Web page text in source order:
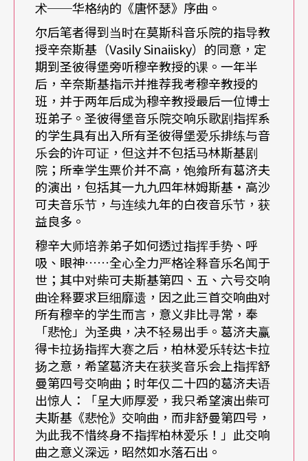
院的承诺、文化的传承与交流，还关系著俄国的命
运。诚如俄国总统普亭（Vladimir Putin）亲言，我
将随著任期的结束消失群众间，但葛济夫的名字却
将永存人心。
靠在巨人的肩膀
葛济夫的巨人形象建立在其丰盈的艺术成就上，也
在他对剧院的「保证」；他的团员完全专任，无须
兼职找第二份薪水；他尊重国家的制度，但若出现
极高天分的优异年轻男声乐家，他也会向政府申请
免其兵役。葛济夫带团赏罚分明，他所考虑的是保
证团员的生活无虞，而非汰换新手机（注2）。有这
样的音乐总监基洛夫剧院上上下下对他岂只是尊
敬、佩服？他们对葛济夫是「完全的效忠」，再累
也愿意在他领导下同为剧院的未来与荣誉并肩奋战
（注3）。全体艺术家（注4）全力付出系于一基本
信念──马林斯基剧院中付出最多、为剧院无怨无
悔透支生命的是Maestro本人，音乐总监葛济夫。
术──华格纳的《唐怀瑟》序曲。
尔后笔者得到当时在莫斯科音乐院的指导教
授辛奈斯基（Vasily Sinaiisky）的同意，定
期到圣彼得堡旁听穆辛教授的课。一年半
后，辛奈斯基指示并推荐我考穆辛教授的
班，并于两年后成为穆辛教授最后一位博士
班弟子。圣彼得堡音乐院交响乐歌剧指挥系
的学生具有出入所有圣彼得堡爱乐排练与音
乐会的许可证，但这并不包括马林斯基剧
院；所幸学生票价并不高，饱飨所有葛济夫
的演出，包括其一九九四年林姆斯基‧高沙
可夫音乐节，与连续九年的白夜音乐节，获
益良多。
穆辛大师培养弟子如何透过指挥手势、呼
吸、眼神……全心全力严格诠释音乐名闻于
世；其中对柴可夫斯基第四、五、六号交响
曲诠释要求巨细靡遗，因之此三首交响曲对
所有穆辛的学生而言，意义非比寻常，奉
「悲怆」为圣典，决不轻易出手。葛济夫赢
得卡拉扬指挥大赛之后，柏林爱乐转达卡拉
扬之意，希望葛济夫在获奖音乐会上指挥舒
曼第四号交响曲；时年仅二十四的葛济夫语
出惊人：「呈大师厚爱，我只希望演出柴可
夫斯基《悲怆》交响曲，而非舒曼第四号，
为此我不惜终身不指挥柏林爱乐！」此交响
曲之意义深远，昭然如水落石出。